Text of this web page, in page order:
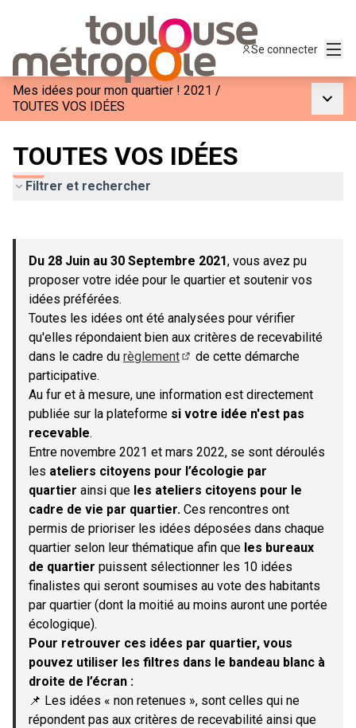
Se connecter
Mes idées pour mon quartier ! 2021 /
TOUTES VOS IDÉES
TOUTES VOS IDÉES
Filtrer et rechercher
−
Du 28 Juin au 30 Septembre 2021, vous avez pu
proposer votre idée pour le quartier et soutenir vos
idées préférées.
Toutes les idées ont été analysées pour vérifier
qu'elles répondaient bien aux critères de recevabilité
dans le cadre du règlement
de cette démarche
participative.
Au fur et à mesure, une information est directement
publiée sur la plateforme si votre idée n'est pas
recevable.
Entre novembre 2021 et mars 2022, se sont déroulés
les ateliers citoyens pour l’écologie par
quartier ainsi que les ateliers citoyens pour le
cadre de vie par quartier. Ces rencontres ont
permis de prioriser les idées déposées dans chaque
quartier selon leur thématique afin que les bureaux
de quartier puissent sélectionner les 10 idées
finalistes qui seront soumises au vote des habitants
par quartier (dont la moitié au moins auront une portée
écologique).
Pour retrouver ces idées par quartier, vous
pouvez utiliser les filtres dans le bandeau blanc à
droite de l’écran :
📌 Les idées « non retenues », sont celles qui ne
répondent pas aux critères de recevabilité ainsi que